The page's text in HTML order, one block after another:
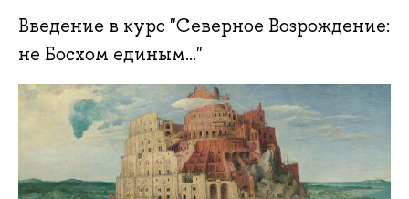
Введение в курс "Северное Возрождение:
не Босхом единым..."